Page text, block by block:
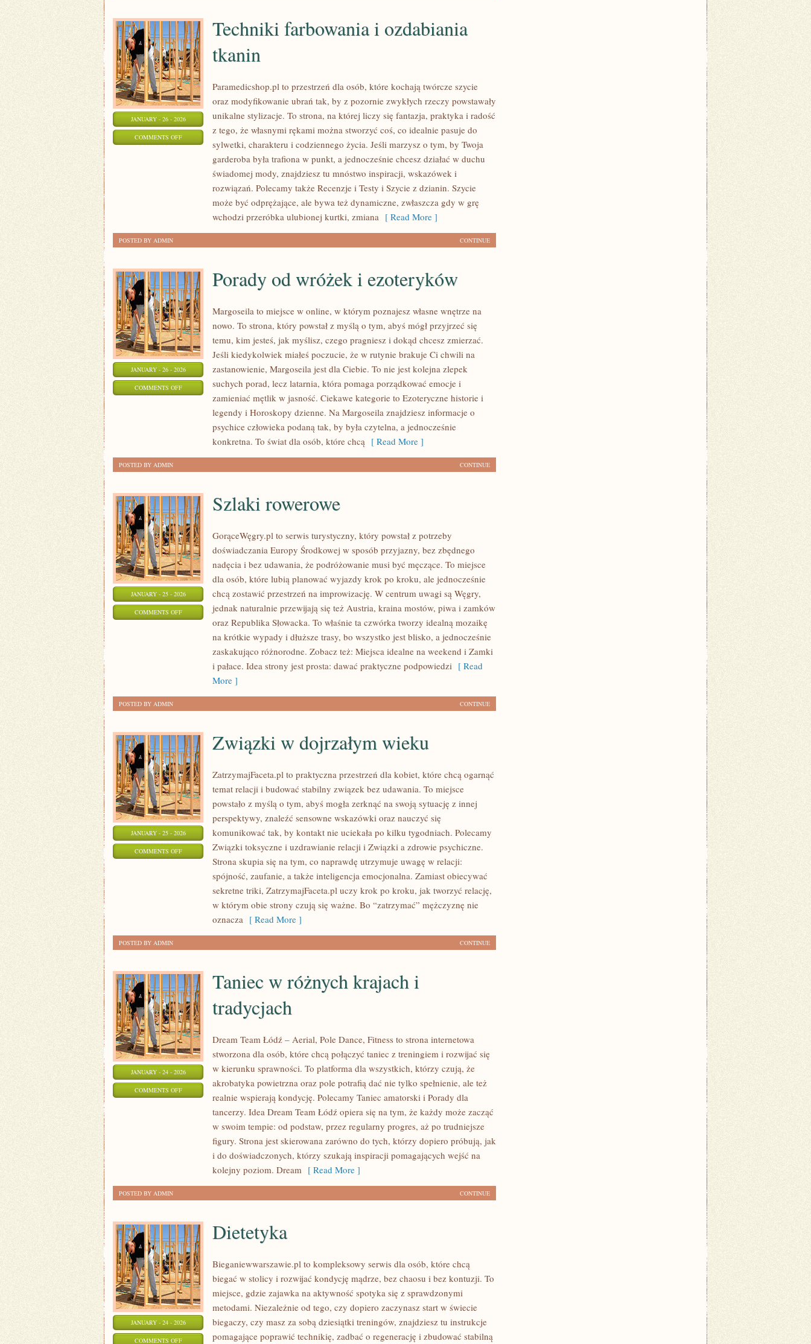
JANUARY - 26 - 2026
COMMENTS OFFON
FARBOWANIA
Techniki farbowania i ozdabiania
tkanin
Paramedicshop.pl to przestrzeń dla osób, które kochają twórcze szycie
oraz modyfikowanie ubrań tak, by z pozornie zwykłych rzeczy powstawały
unikalne stylizacje. To strona, na której liczy się fantazja, praktyka i radość
z tego, że własnymi rękami można stworzyć coś, co idealnie pasuje do
sylwetki, charakteru i codziennego życia. Jeśli marzysz o tym, by Twoja
garderoba była trafiona w punkt, a jednocześnie chcesz działać w duchu
świadomej mody, znajdziesz tu mnóstwo inspiracji, wskazówek i
rozwiązań. Polecamy także Recenzje i Testy i Szycie z dzianin. Szycie
może być odprężające, ale bywa też dynamiczne, zwłaszcza gdy w grę
wchodzi przeróbka ulubionej kurtki, zmiana [ Read More ]
CONTINUE
POSTED BY ADMIN
JANUARY - 26 - 2026
COMMENTS OFFON
Porady od wróżek i ezoteryków
Margoseila to miejsce w online, w którym poznajesz własne wnętrze na
nowo. To strona, który powstał z myślą o tym, abyś mógł przyjrzeć się
temu, kim jesteś, jak myślisz, czego pragniesz i dokąd chcesz zmierzać.
Jeśli kiedykolwiek miałeś poczucie, że w rutynie brakuje Ci chwili na
zastanowienie, Margoseila jest dla Ciebie. To nie jest kolejna zlepek
suchych porad, lecz latarnia, która pomaga porządkować emocje i
zamieniać mętlik w jasność. Ciekawe kategorie to Ezoteryczne historie i
legendy i Horoskopy dzienne. Na Margoseila znajdziesz informacje o
psychice człowieka podaną tak, by była czytelna, a jednocześnie
konkretna. To świat dla osób, które chcą [ Read More ]
CONTINUE
POSTED BY ADMIN
JANUARY - 25 - 2026
COMMENTS OFFON
ROWEROWE
Szlaki rowerowe
GorąceWęgry.pl to serwis turystyczny, który powstał z potrzeby
doświadczania Europy Środkowej w sposób przyjazny, bez zbędnego
nadęcia i bez udawania, że podróżowanie musi być męczące. To miejsce
dla osób, które lubią planować wyjazdy krok po kroku, ale jednocześnie
chcą zostawić przestrzeń na improwizację. W centrum uwagi są Węgry,
jednak naturalnie przewijają się też Austria, kraina mostów, piwa i zamków
oraz Republika Słowacka. To właśnie ta czwórka tworzy idealną mozaikę
na krótkie wypady i dłuższe trasy, bo wszystko jest blisko, a jednocześnie
zaskakująco różnorodne. Zobacz też: Miejsca idealne na weekend i Zamki
i pałace. Idea strony jest prosta: dawać praktyczne podpowiedzi [ Read
More ]
CONTINUE
POSTED BY ADMIN
JANUARY - 25 - 2026
COMMENTS OFFON
DOJRZAŁYM
Związki w dojrzałym wieku
ZatrzymajFaceta.pl to praktyczna przestrzeń dla kobiet, które chcą ogarnąć
temat relacji i budować stabilny związek bez udawania. To miejsce
powstało z myślą o tym, abyś mogła zerknąć na swoją sytuację z innej
perspektywy, znaleźć sensowne wskazówki oraz nauczyć się
komunikować tak, by kontakt nie uciekała po kilku tygodniach. Polecamy
Związki toksyczne i uzdrawianie relacji i Związki a zdrowie psychiczne.
Strona skupia się na tym, co naprawdę utrzymuje uwagę w relacji:
spójność, zaufanie, a także inteligencja emocjonalna. Zamiast obiecywać
sekretne triki, ZatrzymajFaceta.pl uczy krok po kroku, jak tworzyć relację,
w którym obie strony czują się ważne. Bo “zatrzymać” mężczyznę nie
oznacza [ Read More ]
CONTINUE
POSTED BY ADMIN
JANUARY - 24 - 2026
COMMENTS OFFON
Taniec w różnych krajach i
tradycjach
Dream Team Łódź – Aerial, Pole Dance, Fitness to strona internetowa
stworzona dla osób, które chcą połączyć taniec z treningiem i rozwijać się
w kierunku sprawności. To platforma dla wszystkich, którzy czują, że
akrobatyka powietrzna oraz pole potrafią dać nie tylko spełnienie, ale też
realnie wspierają kondycję. Polecamy Taniec amatorski i Porady dla
tancerzy. Idea Dream Team Łódź opiera się na tym, że każdy może zacząć
w swoim tempie: od podstaw, przez regularny progres, aż po trudniejsze
figury. Strona jest skierowana zarówno do tych, którzy dopiero próbują, jak
i do doświadczonych, którzy szukają inspiracji pomagających wejść na
kolejny poziom. Dream [ Read More ]
CONTINUE
POSTED BY ADMIN
JANUARY - 24 - 2026
COMMENTS OFFON
Dietetyka
Bieganiewwarszawie.pl to kompleksowy serwis dla osób, które chcą
biegać w stolicy i rozwijać kondycję mądrze, bez chaosu i bez kontuzji. To
miejsce, gdzie zajawka na aktywność spotyka się z sprawdzonymi
metodami. Niezależnie od tego, czy dopiero zaczynasz start w świecie
biegaczy, czy masz za sobą dziesiątki treningów, znajdziesz tu instrukcje
pomagające poprawić technikię, zadbać o regenerację i zbudować stabilną